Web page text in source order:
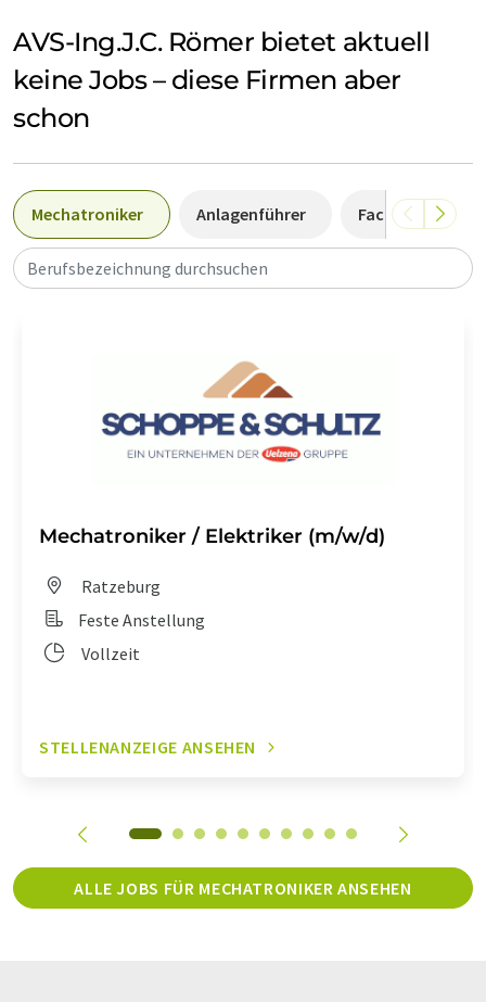
Unternehmen Niederbayerns" vom Niederbayern Forum e.V.
als eines von insgesamt nur fünf Unternehmen im Landkreis
Freyung-Grafenau.
AVS-Ing.J.C. Römer bietet aktuell
keine Jobs – diese Firmen aber
schon
Mechatroniker Anlagenführer Fachkraft
Berufsbezeichnung durchsuchen
Mechatroniker / Elektriker (m/w/d)
Ratzeburg
Feste Anstellung
Vollzeit
STELLENANZEIGE ANSEHEN
ALLE JOBS FÜR MECHATRONIKER ANSEHEN